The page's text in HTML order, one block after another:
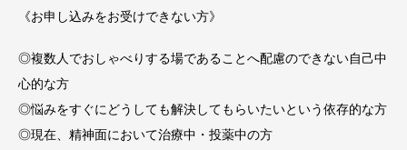
《お申し込みをお受けできない方》
◎複数人でおしゃべりする場であることへ配慮のできない自己中
心的な方
◎悩みをすぐにどうしても解決してもらいたいという依存的な方
◎現在、精神面において治療中・投薬中の方